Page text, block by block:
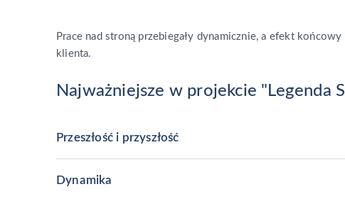
Prace nad stroną przebiegały dynamicznie, a efekt
klienta.
Najważniejsze w projekcie "Legenda
Przeszłość i przyszłość
Dynamika